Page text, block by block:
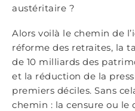
austéritaire ?
Alors voilà le chemin de
réforme des retraites, la
de 10 milliards des
et la réduction de la
premiers déciles. Sans
chemin : la censure ou le